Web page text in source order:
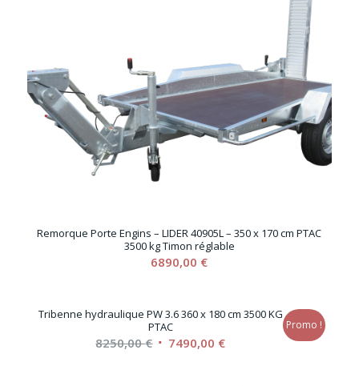
Remorque Porte Engins – LIDER 40905L – 350 x 170 cm PTAC
3500 kg Timon réglable
6890,00 €
Tribenne hydraulique PW 3.6 360 x 180 cm 3500 KG
PTAC
8250,00€ Le 7490,00 €Le
Promo !